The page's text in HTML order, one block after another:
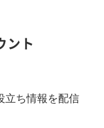
ント
立ち情報を配信